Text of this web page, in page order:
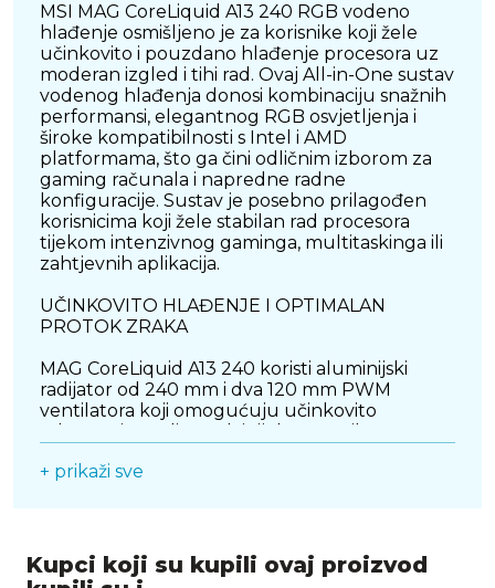
MSI MAG CoreLiquid A13 240 RGB vodeno
hlađenje osmišljeno je za korisnike koji žele
učinkovito i pouzdano hlađenje procesora uz
moderan izgled i tihi rad. Ovaj All-in-One sustav
vodenog hlađenja donosi kombinaciju snažnih
performansi, elegantnog RGB osvjetljenja i
široke kompatibilnosti s Intel i AMD
platformama, što ga čini odličnim izborom za
gaming računala i napredne radne
konfiguracije. Sustav je posebno prilagođen
korisnicima koji žele stabilan rad procesora
tijekom intenzivnog gaminga, multitaskinga ili
zahtjevnih aplikacija.
UČINKOVITO HLAĐENJE I OPTIMALAN
PROTOK ZRAKA
MAG CoreLiquid A13 240 koristi aluminijski
radijator od 240 mm i dva 120 mm PWM
ventilatora koji omogućuju učinkovito
snažan protok zraka uz zadržavanje niske
protoku rashladne tekućine, temperatura
procesora ostaje stabilna čak i pri zahtjevnijim
+ prikaži sve
Kupci koji su kupili ovaj proizvod